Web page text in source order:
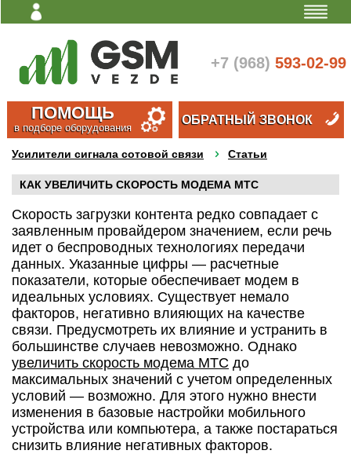
ПОМОЩЬ
в подборе оборудования
+7 (968) 593-02-99
Личный
ОБРАТНЫЙ ЗВОНОК
Усилители сигнала сотовой связи Статьи
КАК УВЕЛИЧИТЬ СКОРОСТЬ МОДЕМА МТС
Скорость загрузки контента редко совпадает с
заявленным провайдером значением, если речь
идет о беспроводных технологиях передачи
данных. Указанные цифры — расчетные
показатели, которые обеспечивает модем в
идеальных условиях. Существует немало
факторов, негативно влияющих на качестве
связи. Предусмотреть их влияние и устранить в
большинстве случаев невозможно. Однако
увеличить скорость модема МТС до
максимальных значений с учетом определенных
условий — возможно. Для этого нужно внести
изменения в базовые настройки мобильного
устройства или компьютера, а также постараться
снизить влияние негативных факторов.